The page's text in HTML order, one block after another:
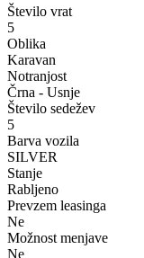
Število vrat
5
Oblika
Karavan
Notranjost
Črna - Usnje
Število sedežev
5
Barva vozila
SILVER
Stanje
Rabljeno
Prevzem leasinga
Ne
Možnost menjave
Ne